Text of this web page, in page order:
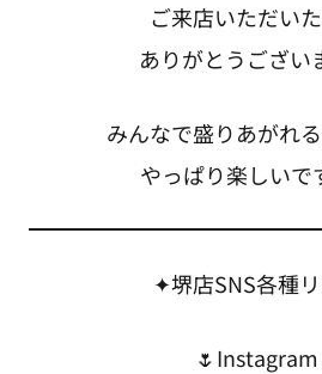
ご来店いただい
ありがとうござい
みんなで盛りあがれ
やっぱり楽しいで
✦堺店SNS各種